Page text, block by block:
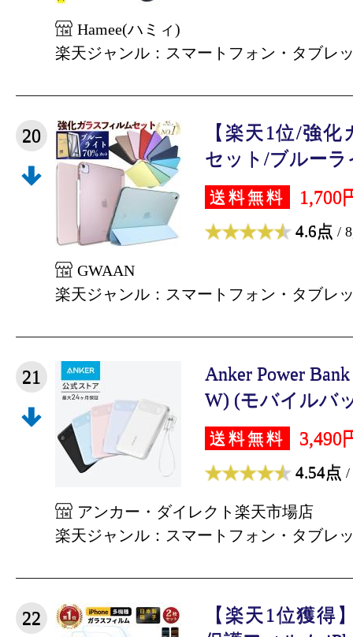
Hamee(ハミィ)
楽天ジャンル：スマートフォン・タブレ
20
【楽天1位/強
セット/ブルーラ
送料無料 1,700
4.6点 /
GWAAN
楽天ジャンル：スマートフォン・タブレ
21
Anker Power
W) (モバイルバ
送料無料 3,490
4.54点 /
アンカー・ダイレクト楽天市場店
楽天ジャンル：スマートフォン・タブレ
22
【楽天1位獲得